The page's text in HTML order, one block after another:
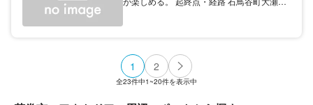
1 2
全23件中1~20件を表示中